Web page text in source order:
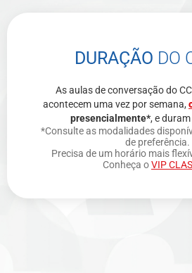
DURAÇÃO DO
As aulas de conversação do
acontecem uma vez por semana,
presencialmente*, e
*Consulte as modalidades
de preferência.
Precisa de um horário mais
Conheça oVIP